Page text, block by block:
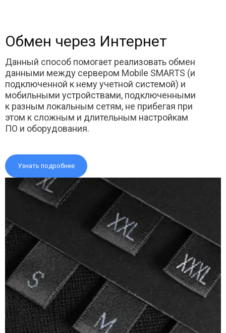
Обмен через Интернет
Данный способ помогает реализовать обмен
данными между сервером Mobile SMARTS (и
подключенной к нему учетной системой) и
мобильными устройствами, подключенными
к разным локальным сетям, не прибегая при
этом к сложным и длительным настройкам
ПО и оборудования.
Узнать подробнее